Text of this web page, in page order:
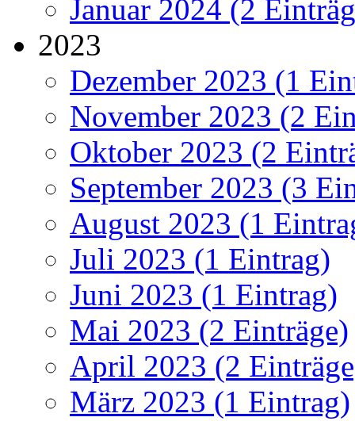
Januar 2024 (2
2023
Dezember 2023 (1
November 2023 (2
Oktober 2023 (2
September 2023 (3
August 2023 (1
Juli 2023 (1 Eintrag)
Juni 2023 (1 Eintrag)
Mai 2023 (2 Einträge)
April 2023 (2
März 2023 (1 Eintrag)